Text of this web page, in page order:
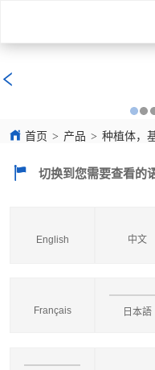
首页 > 产品 > 种植体，
切换到您需要查看的
English 中文
Français 日本語